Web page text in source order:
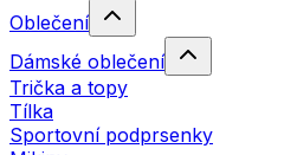
Oblečení
Dámské oblečení
Trička a topy
Tílka
Sportovní podprsenky